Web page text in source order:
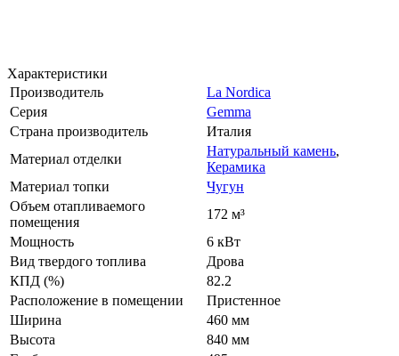
Характеристики
Производитель
La Nordica
Серия
Gemma
Страна производитель
Италия
Материал отделки
Натуральный камень,
Керамика
Материал топки
Чугун
Объем отапливаемого
помещения
172 м³
Мощность
6 кВт
Вид твердого топлива
Дрова
КПД (%)
82.2
Расположение в помещении
Пристенное
Ширина
460 мм
Высота
840 мм